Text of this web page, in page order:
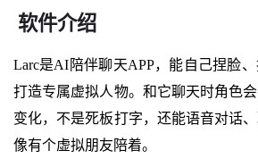
软件介绍
Larc是AI陪伴聊天APP，能自己捏脸、
打造专属虚拟人物。和它聊天时角色
变化，不是死板打字，还能语音对话
像有个虚拟朋友陪着。